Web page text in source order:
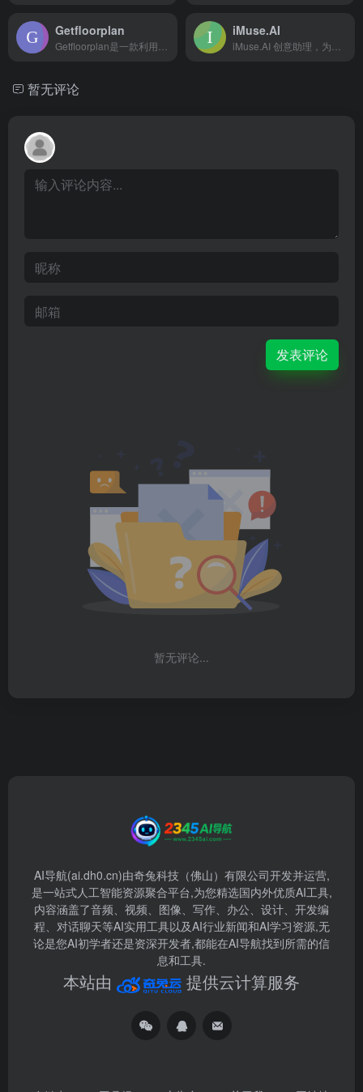
Getfloorplan iMuse.AI
暂无评论
发表评论
暂无评论...
AI导航(ai.dh0.cn)由奇兔科技（佛山）有限公司开发并运营,
是一站式人工智能资源聚合平台,为您精选国内外优质AI工具,
内容涵盖了音频、视频、图像、写作、办公、设计、开发编
程、对话聊天等AI实用工具以及AI行业新闻和AI学习资源,无
论是您AI初学者还是资深开发者,都能在AI导航找到所需的信
息和工具.
本站由 提供云计算服务